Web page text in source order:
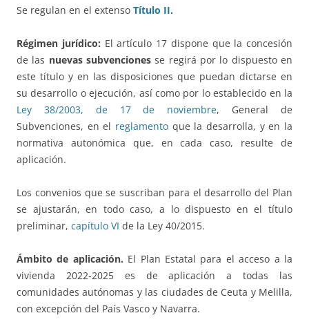
Se regulan en el extenso Título II.
Régimen jurídico: El artículo 17 dispone que la concesión
de las nuevas subvenciones se regirá por lo dispuesto en
este título y en las disposiciones que puedan dictarse en
su desarrollo o ejecución, así como por lo establecido en la
Ley 38/2003, de 17 de noviembre, General de
Subvenciones, en el reglamento que la desarrolla, y en la
normativa autonómica que, en cada caso, resulte de
aplicación.
Los convenios que se suscriban para el desarrollo del Plan
se ajustarán, en todo caso, a lo dispuesto en el título
preliminar, capítulo VI de la Ley 40/2015.
Ámbito de aplicación. El Plan Estatal para el acceso a la
vivienda 2022-2025 es de aplicación a todas las
comunidades autónomas y las ciudades de Ceuta y Melilla,
con excepción del País Vasco y Navarra.